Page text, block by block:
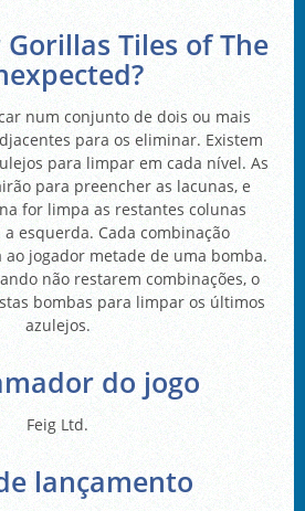
Tiles of The
num conjunto de dois ou mais
para os eliminar. Existem
para limpar em cada nível. As
para preencher as lacunas, e
for limpa as restantes colunas
esquerda. Cada combinação
jogador metade de uma bomba.
não restarem combinações, o
bombas para limpar os últimos
azulejos.
do jogo
Feig Ltd.
lançamento